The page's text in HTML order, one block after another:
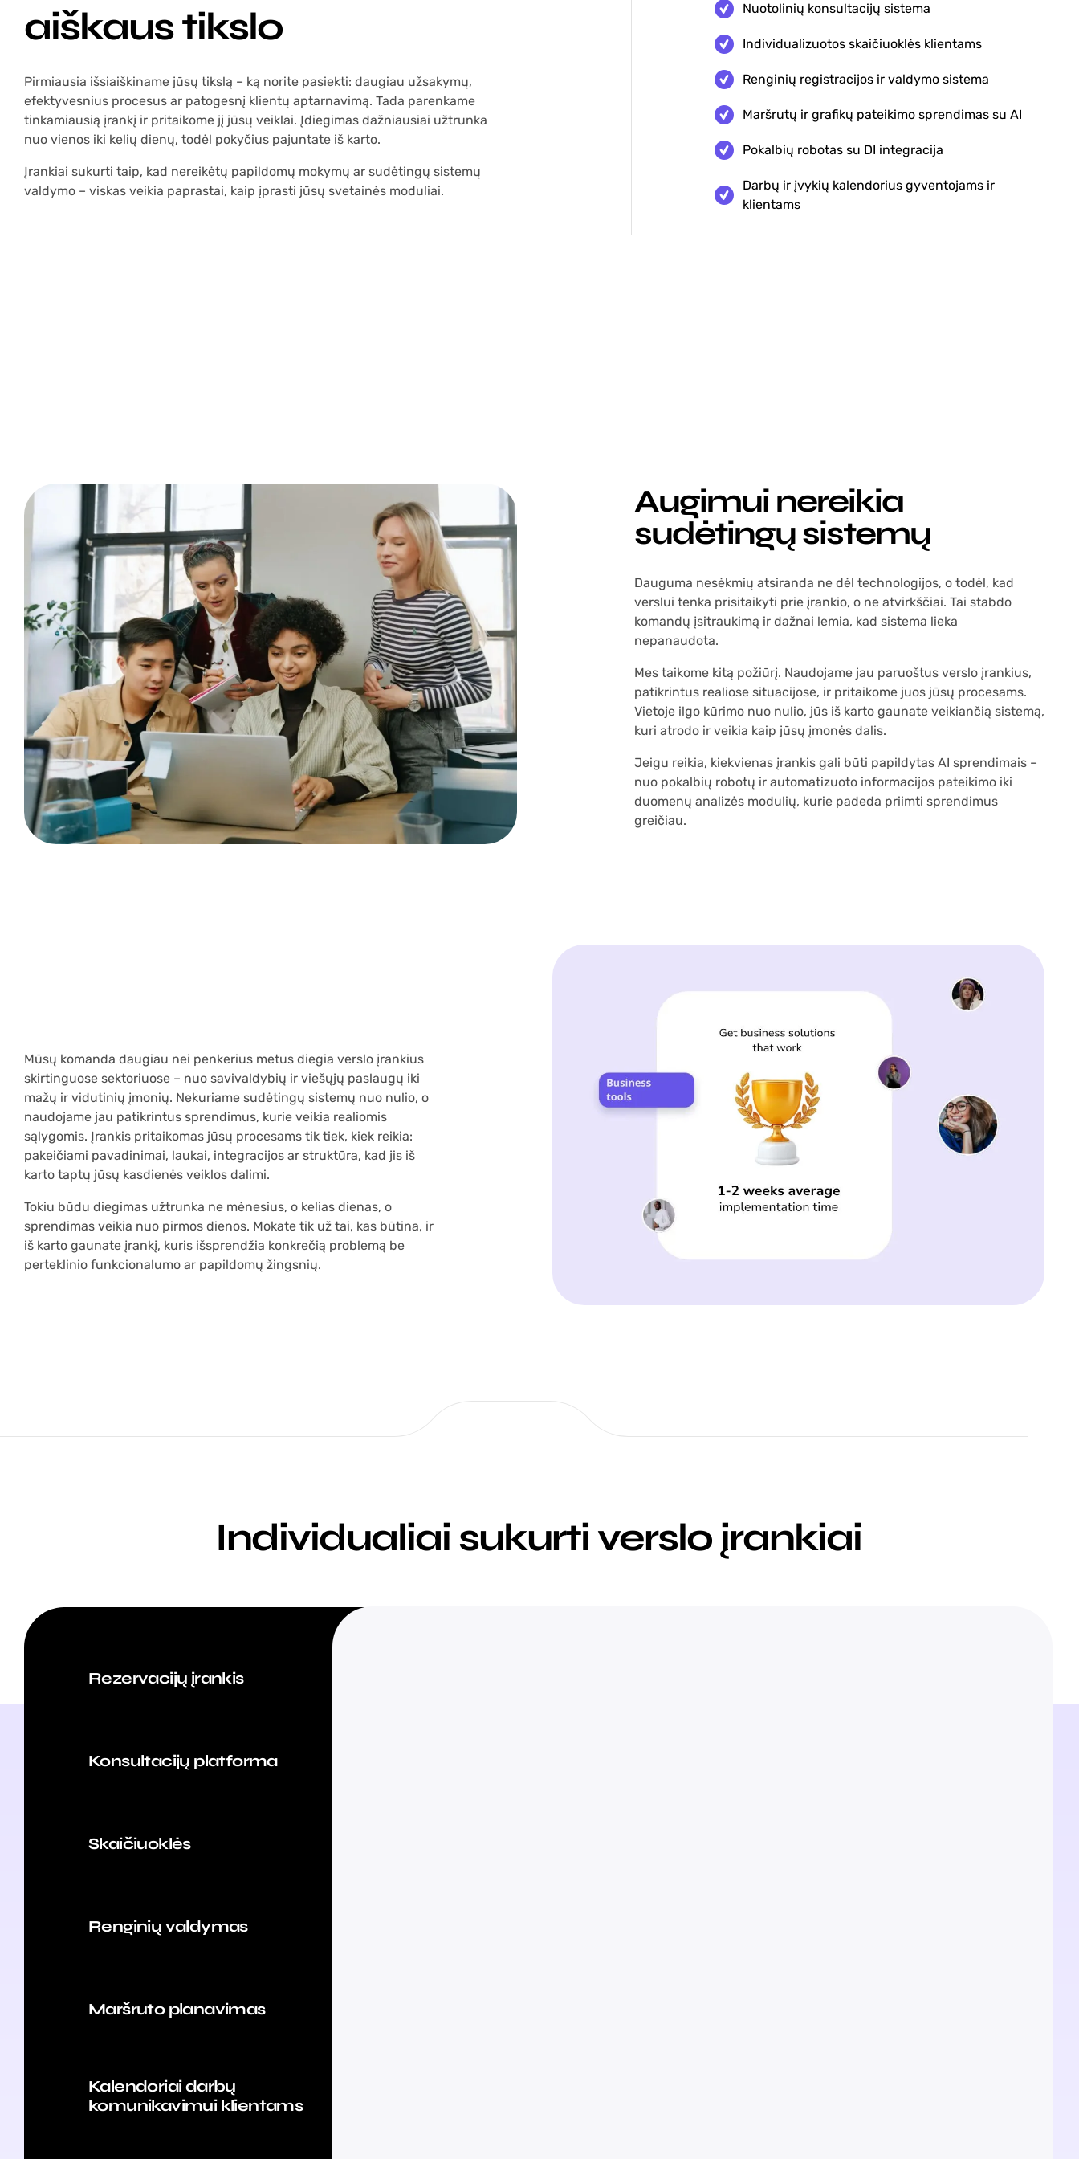
aiškaus tikslo
Pirmiausia išsiaiškiname jūsų tikslą – ką norite pasiekti: daugiau užsakymų,
efektyvesnius procesus ar patogesnį klientų aptarnavimą. Tada parenkame
tinkamiausią įrankį ir pritaikome jį jūsų veiklai. Įdiegimas dažniausiai užtrunka
nuo vienos iki kelių dienų, todėl pokyčius pajuntate iš karto.
Įrankiai sukurti taip, kad nereikėtų papildomų mokymų ar sudėtingų sistemų
valdymo – viskas veikia paprastai, kaip įprasti jūsų svetainės moduliai.
Nuotolinių konsultacijų sistema
Individualizuotos skaičiuoklės klientams
Renginių registracijos ir valdymo sistema
Maršrutų ir grafikų pateikimo sprendimas su AI
Pokalbių robotas su DI integracija
Darbų ir įvykių kalendorius gyventojams ir
klientams
Augimui nereikia
sudėtingų sistemų
Dauguma nesėkmių atsiranda ne dėl technologijos, o todėl, kad
verslui tenka prisitaikyti prie įrankio, o ne atvirkščiai. Tai stabdo
komandų įsitraukimą ir dažnai lemia, kad sistema lieka
nepanaudota.
Mes taikome kitą požiūrį. Naudojame jau paruoštus verslo įrankius,
patikrintus realiose situacijose, ir pritaikome juos jūsų procesams.
Vietoje ilgo kūrimo nuo nulio, jūs iš karto gaunate veikiančią sistemą,
kuri atrodo ir veikia kaip jūsų įmonės dalis.
Jeigu reikia, kiekvienas įrankis gali būti papildytas AI sprendimais –
nuo pokalbių robotų ir automatizuoto informacijos pateikimo iki
duomenų analizės modulių, kurie padeda priimti sprendimus
greičiau.
Mūsų komanda daugiau nei penkerius metus diegia verslo įrankius
skirtinguose sektoriuose – nuo savivaldybių ir viešųjų paslaugų iki
mažų ir vidutinių įmonių. Nekuriame sudėtingų sistemų nuo nulio, o
naudojame jau patikrintus sprendimus, kurie veikia realiomis
sąlygomis. Įrankis pritaikomas jūsų procesams tik tiek, kiek reikia:
pakeičiami pavadinimai, laukai, integracijos ar struktūra, kad jis iš
karto taptų jūsų kasdienės veiklos dalimi.
Tokiu būdu diegimas užtrunka ne mėnesius, o kelias dienas, o
sprendimas veikia nuo pirmos dienos. Mokate tik už tai, kas būtina, ir
iš karto gaunate įrankį, kuris išsprendžia konkrečią problemą be
perteklinio funkcionalumo ar papildomų žingsnių.
Individualiai sukurti verslo įrankiai
Rezervacijų įrankis
Konsultacijų platforma
Skaičiuoklės
Renginių valdymas
Maršruto planavimas
Kalendoriai darbų
komunikavimui klientams